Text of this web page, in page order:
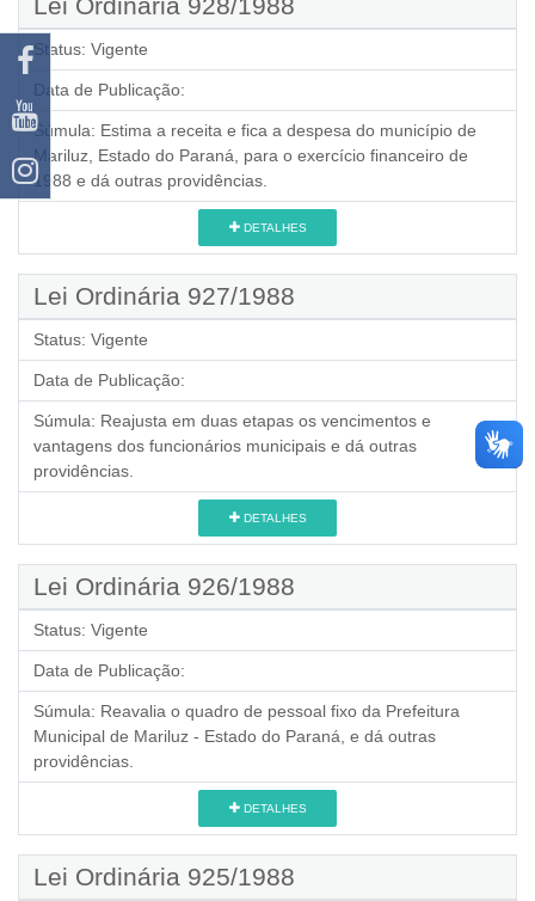
Status: Vigente
Data de Publicação:
Súmula: Estima a receita e fica a despesa do município de
Mariluz, Estado do Paraná, para o exercício financeiro de
1988 e dá outras providências.
DETALHES
Lei Ordinária 927/1988
Status: Vigente
Data de Publicação:
Súmula: Reajusta em duas etapas os vencimentos e
vantagens dos funcionários municipais e dá outras
providências.
DETALHES
Lei Ordinária 926/1988
Status: Vigente
Data de Publicação:
Súmula: Reavalia o quadro de pessoal fixo da Prefeitura
Municipal de Mariluz - Estado do Paraná, e dá outras
providências.
DETALHES
Lei Ordinária 925/1988